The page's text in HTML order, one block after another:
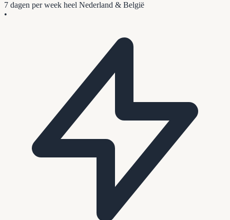
7 dagen per week heel Nederland & België
•